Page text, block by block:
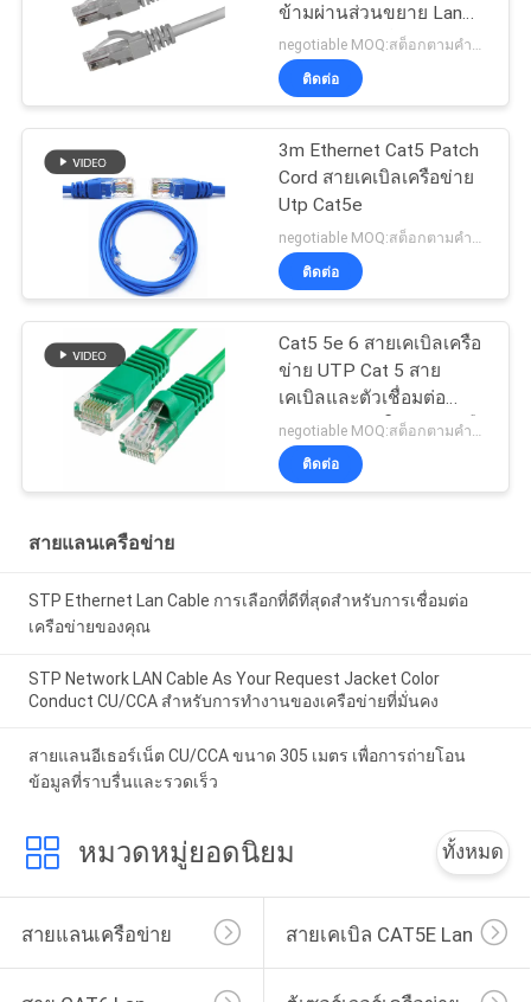
ข้ามผ่านส่วนขยาย Lan
แบบตรงครอสโอเวอร์
negotiable MOQ:สต็อกตามคำขอของลูกค้าประเภทกำหนดเอง 30000 เมตร
ติดต่อ
3m Ethernet Cat5 Patch
Cord สายเคเบิลเครือข่าย
Utp Cat5e
negotiable MOQ:สต็อกตามคำขอของลูกค้าประเภทกำหนดเอง 30000 เมตร
ติดต่อ
Cat5 5e 6 สายเคเบิลเครือ
ข่าย UTP Cat 5 สาย
เคเบิลและตัวเชื่อมต่อ
Patch Cable ในระบบเครือ
ข่าย
ติดต่อ
สายแลนเครือข่าย
STP Ethernet Lan Cable การเลือกที่ดีที่สุดสําหรับการเชื่อมต่อ
เครือข่ายของคุณ
STP Network LAN Cable As Your Request Jacket Color
Conduct CU/CCA สําหรับการทํางานของเครือข่ายที่มั่นคง
สายแลนอีเธอร์เน็ต CU/CCA ขนาด 305 เมตร เพื่อการถ่ายโอน
ข้อมูลที่ราบรื่นและรวดเร็ว
หมวดหมู่ยอดนิยม ทั้งหมด
สายแลนเครือข่าย สายเคเบิล CAT5E Lan